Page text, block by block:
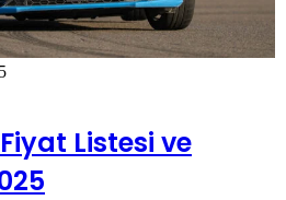
Listesi ve